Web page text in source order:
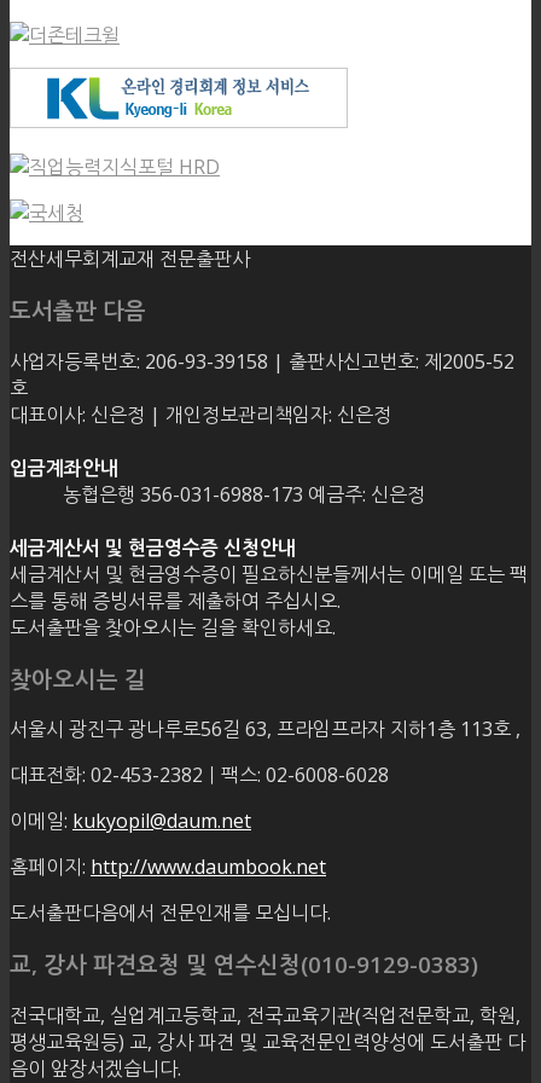
전산세무회계교재 전문출판사
도서출판 다음
사업자등록번호: 206-93-39158 | 출판사신고번호: 제2005-52
호
대표이사: 신은정 | 개인정보관리책임자: 신은정
입금계좌안내
농협은행 356-031-6988-173 예금주: 신은정
세금계산서 및 현금영수증 신청안내
세금계산서 및 현금영수증이 필요하신분들께서는 이메일 또는 팩
스를 통해 증빙서류를 제출하여 주십시오.
도서출판을 찾아오시는 길을 확인하세요.
찾아오시는 길
서울시 광진구 광나루로56길 63, 프라임프라자 지하1층 113호 ,
대표전화: 02-453-2382ㅣ팩스: 02-6008-6028
이메일: kukyopil@daum.net
홈페이지: http://www.daumbook.net
도서출판다음에서 전문인재를 모십니다.
교, 강사 파견요청 및 연수신청(010-9129-0383)
전국대학교, 실업계고등학교, 전국교육기관(직업전문학교, 학원,
평생교육원등) 교, 강사 파견 및 교육전문인력양성에 도서출판 다
음이 앞장서겠습니다.